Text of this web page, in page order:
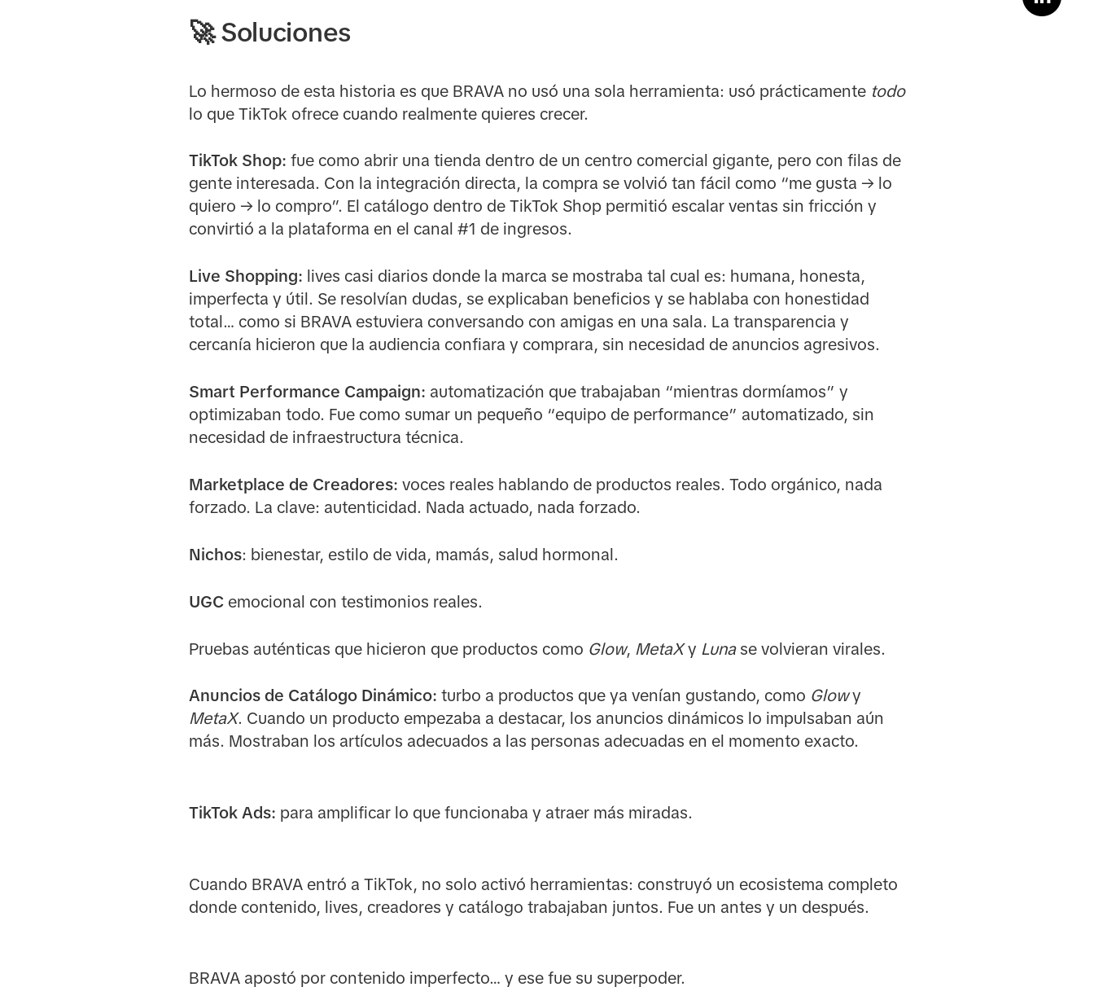
🚀Soluciones
Lo hermoso de esta historia es que BRAVA no usó una sola herramienta: usó prácticamente todo
lo que TikTok ofrece cuando realmente quieres crecer.
TikTok Shop: fue como abrir una tienda dentro de un centro comercial gigante, pero con filas de
gente interesada. Con la integración directa, la compra se volvió tan fácil como “me gusta → lo
quiero → lo compro”. El catálogo dentro de TikTok Shop permitió escalar ventas sin fricción y
convirtió a la plataforma en el canal #1 de ingresos.
Live Shopping: lives casi diarios donde la marca se mostraba tal cual es: humana, honesta,
imperfecta y útil. Se resolvían dudas, se explicaban beneficios y se hablaba con honestidad
total… como si BRAVA estuviera conversando con amigas en una sala. La transparencia y
cercanía hicieron que la audiencia confiara y comprara, sin necesidad de anuncios agresivos.
Smart Performance Campaign: automatización que trabajaban “mientras dormíamos” y
optimizaban todo. Fue como sumar un pequeño “equipo de performance” automatizado, sin
necesidad de infraestructura técnica.
Marketplace de Creadores: voces reales hablando de productos reales. Todo orgánico, nada
forzado. La clave: autenticidad. Nada actuado, nada forzado.
Nichos: bienestar, estilo de vida, mamás, salud hormonal.
UGCemocional con testimonios reales.
Pruebas auténticas que hicieron que productos como Glow, MetaXy Lunase volvieran virales.
Anuncios de Catálogo Dinámico: turbo a productos que ya venían gustando, como Glowy
MetaX. Cuando un producto empezaba a destacar, los anuncios dinámicos lo impulsaban aún
más. Mostraban los artículos adecuados a las personas adecuadas en el momento exacto.
TikTok Ads: para amplificar lo que funcionaba y atraer más miradas.
Cuando BRAVA entró a TikTok, no solo activó herramientas: construyó un ecosistema completo
donde contenido, lives, creadores y catálogo trabajaban juntos. Fue un antes y un después.
BRAVA apostó por contenido imperfecto… y ese fue su superpoder.